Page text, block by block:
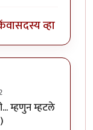
सदस्य व्हा
चेंगट
म्हणुन म्हटले